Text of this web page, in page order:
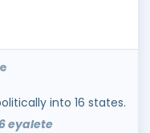
into 16 states.
eyalete